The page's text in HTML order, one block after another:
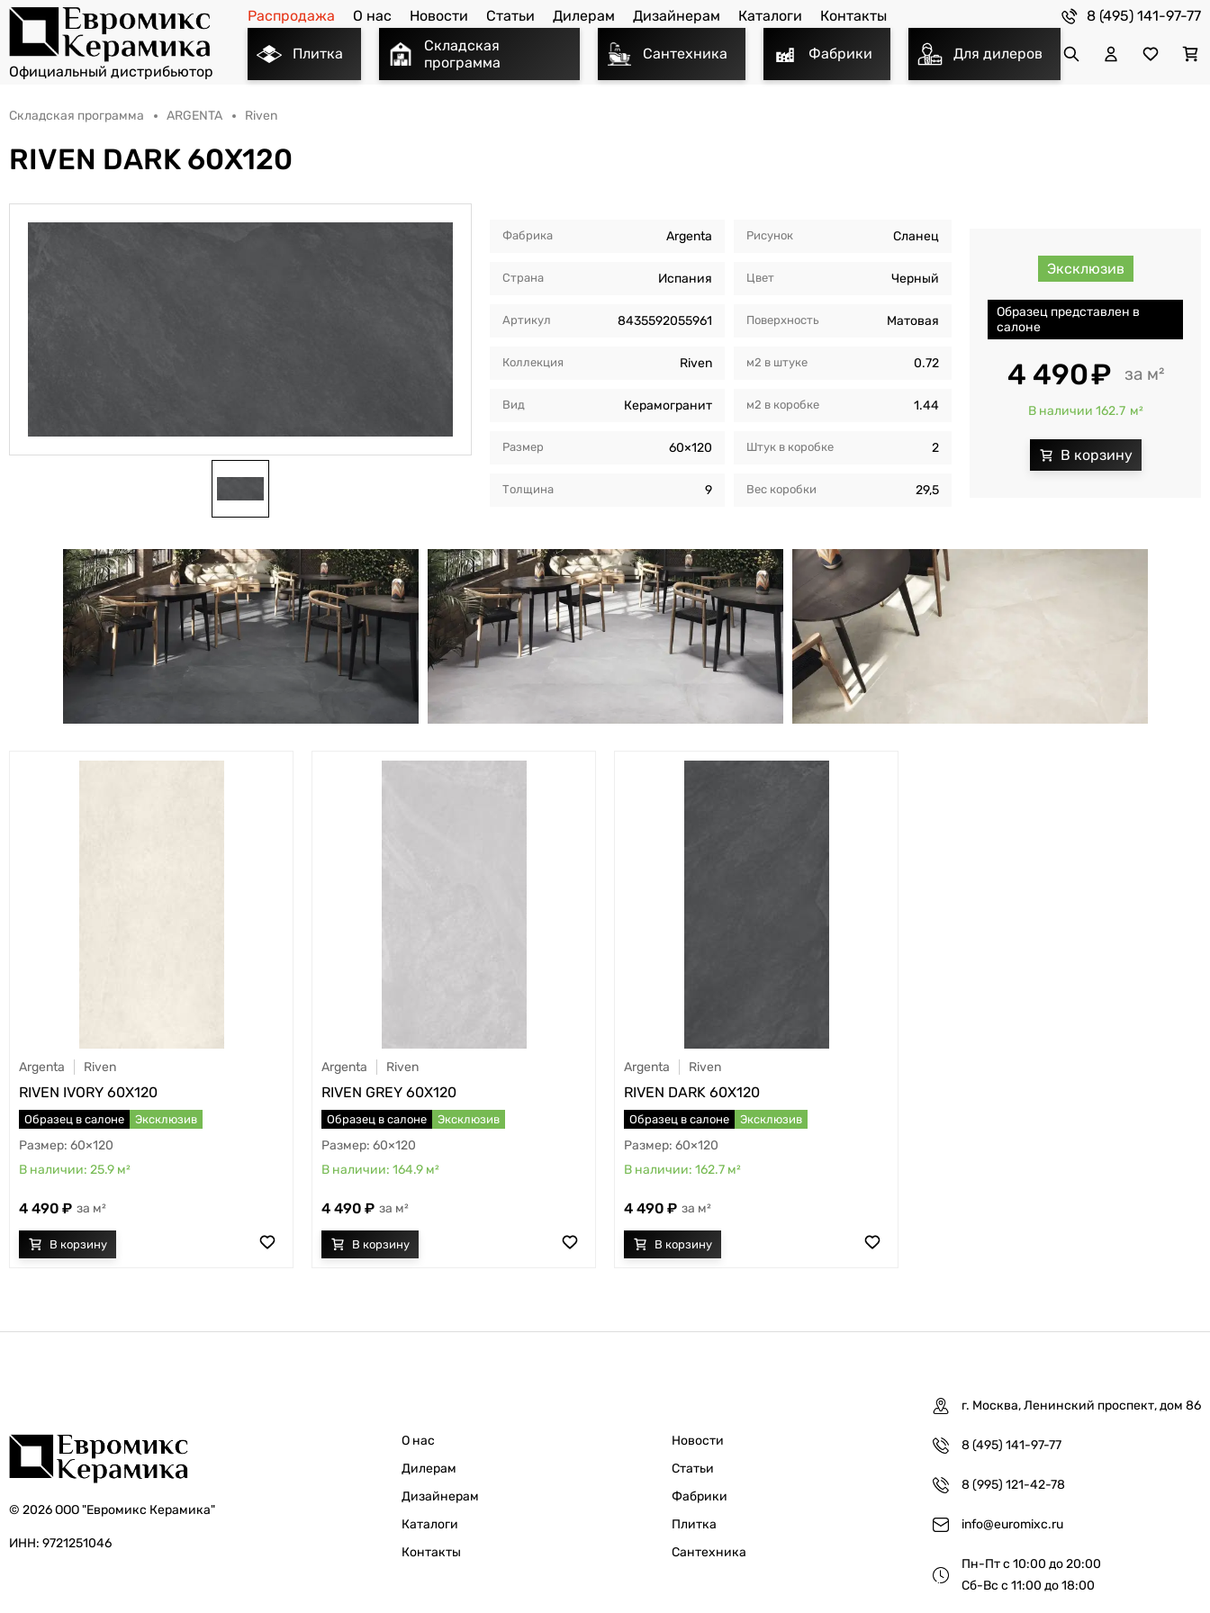
Распродажа О нас Новости Статьи Дилерам Дизайнерам Каталоги Контакты 8 (495) 141-97-77
Плитка
Складская
программа
Сантехника Фабрики Для дилеров
Складская программа ARGENTA Riven
RIVEN DARK 60X120
Фабрика Argenta
Страна Испания
Артикул 8435592055961
Коллекция Riven
Вид Керамогранит
Размер 60×120
Толщина 9
Рисунок Сланец
Цвет Черный
Поверхность Матовая
м2 в штуке 0.72
м2 в коробкe 1.44
Штук в коробкe 2
Вес коробки 29,5
Эксклюзив
Образец представлен в
салоне
4 490 м²
В наличии 162.7 м²
Argenta Riven
RIVEN IVORY 60X120
Образец в салоне Эксклюзив
60×120
25.9 м²
4 490 м²
Argenta Riven
RIVEN GREY 60X120
Образец в салоне Эксклюзив
60×120
164.9 м²
4 490 м²
Argenta Riven
RIVEN DARK 60X120
Образец в салоне Эксклюзив
60×120
162.7 м²
4 490 м²
© 2026 ООО "Евромикс Керамика"
ИНН: 9721251046
О нас
Дилерам
Дизайнерам
Каталоги
Контакты
Новости
Статьи
Фабрики
Плитка
Сантехника
г. Москва, Ленинский проспект, дом 86
8 (495) 141-97-77
8 (995) 121-42-78
info@euromixc.ru
Пн-Пт с 10:00 до 20:00
Сб-Вс с 11:00 до 18:00